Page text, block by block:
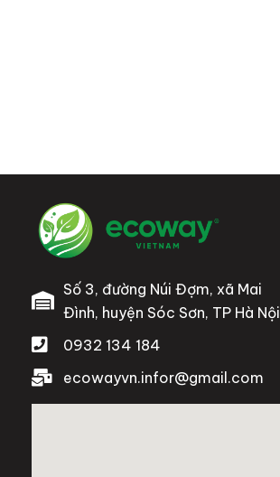
Số 3, đường Núi Đợm, xã Mai
Đình, huyện Sóc Sơn, TP Hà Nội
0932 134 184
ecowayvn.infor@gmail.com